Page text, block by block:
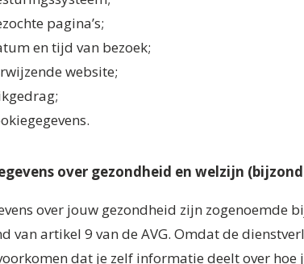
pagina’s;
en tijd van bezoek;
website;
over gezondheid en welzijn
over jouw gezondheid zijn zogenoemde
van artikel 9 van de AVG. Omdat de
dat je zelf informatie deelt over hoe